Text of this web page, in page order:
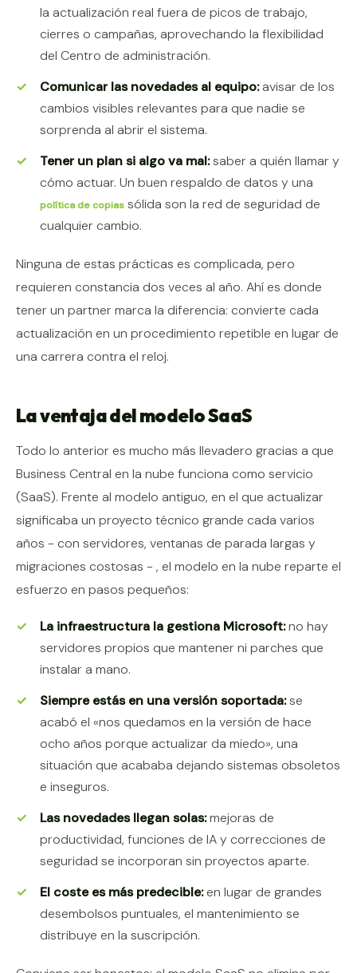
la actualización real fuera de picos de trabajo,
cierres o campañas, aprovechando la flexibilidad
del Centro de administración.
Comunicar las novedades al equipo:avisar de los
cambios visibles relevantes para que nadie se
sorprenda al abrir el sistema.
Tener un plan si algo va mal:saber a quién llamar y
cómo actuar. Un buen respaldo de datos y una
política de copias sólida son la red de seguridad de
cualquier cambio.
Ninguna de estas prácticas es complicada, pero
requieren constancia dos veces al año. Ahí es donde
tener un partner marca la diferencia: convierte cada
actualización en un procedimiento repetible en lugar de
una carrera contra el reloj.
La ventaja del modelo SaaS
Todo lo anterior es mucho más llevadero gracias a que
Business Central en la nube funciona como servicio
(SaaS). Frente al modelo antiguo, en el que actualizar
significaba un proyecto técnico grande cada varios
años - con servidores, ventanas de parada largas y
migraciones costosas - , el modelo en la nube reparte el
esfuerzo en pasos pequeños:
La infraestructura la gestiona Microsoft:no hay
servidores propios que mantener ni parches que
instalar a mano.
Siempre estás en una versión soportada:se
acabó el «nos quedamos en la versión de hace
ocho años porque actualizar da miedo», una
situación que acababa dejando sistemas obsoletos
e inseguros.
Las novedades llegan solas:mejoras de
productividad, funciones de IA y correcciones de
seguridad se incorporan sin proyectos aparte.
El coste es más predecible:en lugar de grandes
desembolsos puntuales, el mantenimiento se
distribuye en la suscripción.